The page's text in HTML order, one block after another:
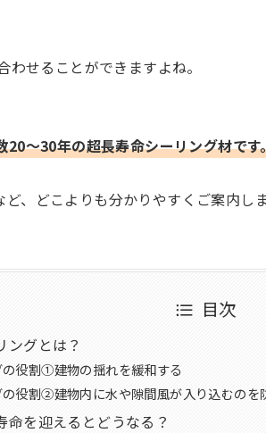
せることができますよね。
～30年の超長寿命シーリング材です
、どこよりも分かりやすくご案内し
目次
ングとは？
役割①建物の揺れを緩和する
役割②建物内に水や隙間風が入り込むのを
命を迎えるとどうなる？